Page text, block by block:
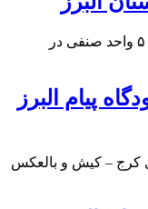
محمد نصیری گفت: در ۴۵ بازدید انجام شده ۵ واحد صنفی در
پیام البرز
کرج – کیش و بالعکس